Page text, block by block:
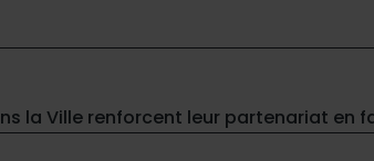
la Ville renforcent leur partenariat en